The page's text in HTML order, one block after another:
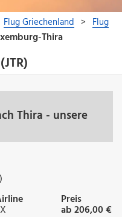
Thira - unsere
Preis
ab 206,00 €